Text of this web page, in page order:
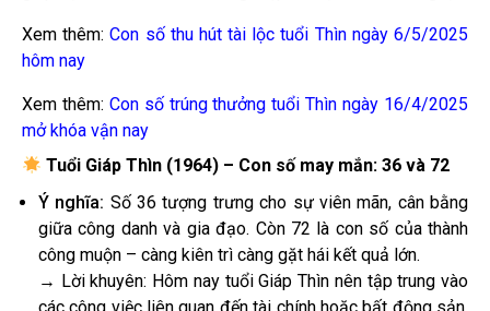
Xem thêm:Con số thu hút tài lộc tuổi Thìn ngày 6/5/2025
hôm nay
Xem thêm: Con số trúng thưởng tuổi Thìn ngày 16/4/2025
mở khóa vận nay
Tuổi Giáp Thìn (1964) – Con số may mắn: 36 và 72
Ý nghĩa: Số 36 tượng trưng cho sự viên mãn, cân bằng
giữa công danh và gia đạo. Còn 72 là con số của thành
công muộn – càng kiên trì càng gặt hái kết quả lớn.
→ Lời khuyên: Hôm nay tuổi Giáp Thìn nên tập trung vào